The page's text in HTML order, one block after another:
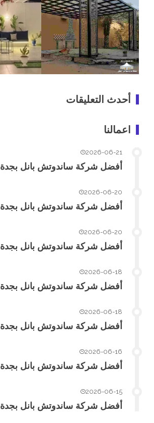
أحدث التعليقات
اعمالنا
2026-06-21
أفضل شركة ساندوتش بانل بجدة
2026-06-20
أفضل شركة ساندوتش بانل بجدة
2026-06-20
أفضل شركة ساندوتش بانل بجدة
2026-06-18
أفضل شركة ساندوتش بانل بجدة
2026-06-18
أفضل شركة ساندوتش بانل بجدة
2026-06-16
أفضل شركة ساندوتش بانل بجدة
2026-06-15
أفضل شركة ساندوتش بانل بجدة